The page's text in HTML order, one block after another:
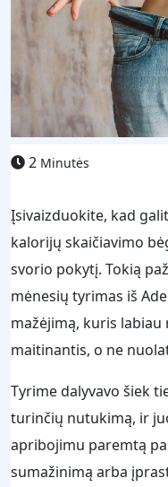
2 Minutės
Įsivaizduokite, kad
kalorijų skaičiavimo
svorio pokytį. Tokią
mėnesių tyrimas iš
mažėjimą, kuris
maitinantis, o ne
Tyrime dalyvavo šiek
turinčių nutukimą, ir
apribojimu paremtą
sumažinimą arba